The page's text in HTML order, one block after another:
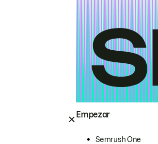
Empezar
Semrush One